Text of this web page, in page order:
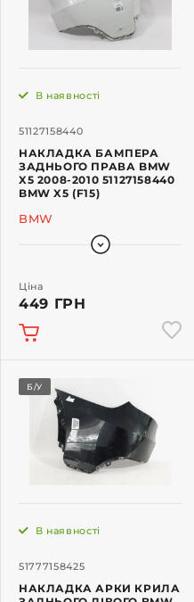
51127158440
В наявності
НАКЛАДКА БАМПЕРА
ЗАДНЬОГО ПРАВА BMW
X5 2008-2010 51127158440
BMW X5 (F15)
BMW
Ціна
449 ГРН
Б/У
51777158425
В наявності
НАКЛАДКА АРКИ КРИЛА